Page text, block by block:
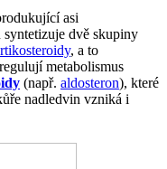
asi
dvě skupiny
, a to
metabolismus
(např. aldosteron), které
nadledvin vzniká i